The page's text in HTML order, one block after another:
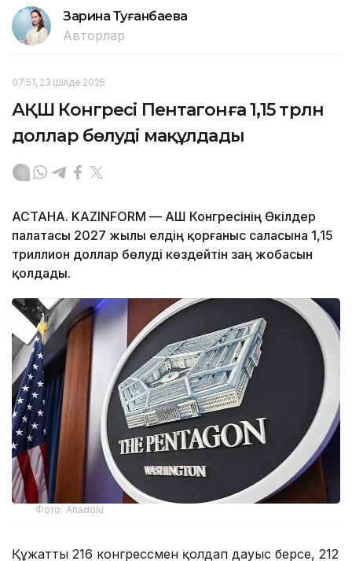
Зарина Туғанбаева
Авторлар
07:51, 23 Шілде 2026
АҚШ Конгресі Пентагонға 1,15 трлн
доллар бөлуді мақұлдады
АСТАНА. KAZINFORM — АҚШ Конгресінің Өкілдер
палатасы 2027 жылы елдің қорғаныс саласына 1,15
триллион доллар бөлуді көздейтін заң жобасын
қолдады.
Фото: Anadolu
Құжатты 216 конгрессмен қолдап дауыс берсе, 212